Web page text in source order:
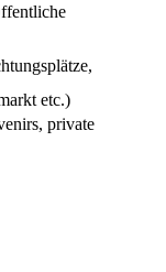
etc.)
private